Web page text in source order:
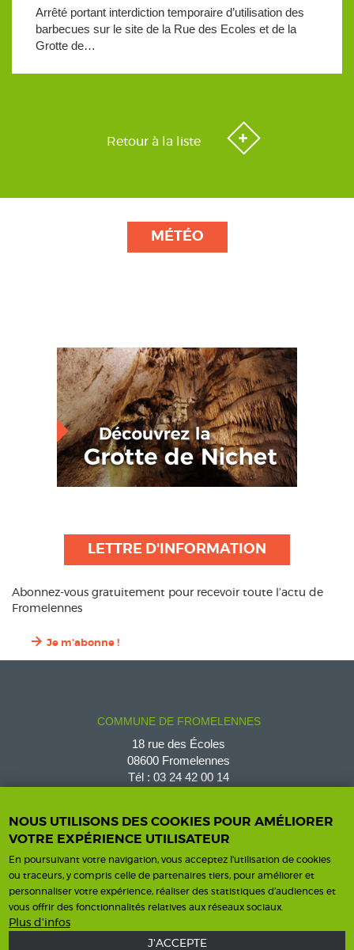
Arrêté portant interdiction temporaire d’utilisation des
barbecues sur le site de la Rue des Ecoles et de la
Grotte de…
Retour à la liste
MÉTÉO
LETTRE D'INFORMATION
Abonnez-vous gratuitement pour recevoir toute l’actu de
Fromelennes
Je m'abonne !
COMMUNE DE FROMELENNES
18 rue des Écoles
08600 Fromelennes
Tél : 03 24 42 00 14
Contact
Horaires
Horaires d'ouverture
NOUS UTILISONS DES COOKIES POUR AMÉLIORER
VOTRE EXPÉRIENCE UTILISATEUR
En poursuivant votre navigation, vous acceptez l'utilisation de cookies
ou traceurs, y compris celle de partenaires tiers, pour améliorer et
personnaliser votre expérience, réaliser des statistiques d’audiences et
vous offrir des fonctionnalités relatives aux réseaux sociaux.
Plus d'infos
J'ACCEPTE